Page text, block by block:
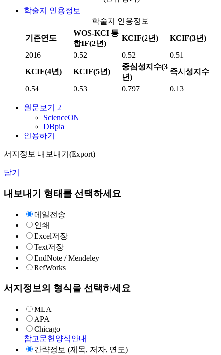
학술지 인용정보
학술지 인용정보
기준연도
WOS-KCI 통
합IF(2년)
KCIF(2년) KCIF(3년)
2016 0.52 0.52
0.51
KCIF(4년)
KCIF(5년)
중심성지수(3
년)
즉시성지수
0.54 0.53 0.797 0.13
원문보기 2
ScienceON
DBpia
인용하기
서지정보 내보내기(Export)
닫기
내보내기 형태를 선택하세요
메일전송
인쇄
Excel저장
Text저장
EndNote / Mendeley
RefWorks
서지정보의 형식을 선택하세요
MLA
APA
Chicago
참고문헌양식안내
간략정보 (제목, 저자, 연도)